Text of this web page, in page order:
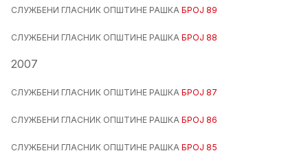
СЛУЖБЕНИ ГЛАСНИК ОПШТИНЕ РАШКА БРОЈ 89
СЛУЖБЕНИ ГЛАСНИК ОПШТИНЕ РАШКА БРОЈ 88
2007
СЛУЖБЕНИ ГЛАСНИК ОПШТИНЕ РАШКА БРОЈ 87
СЛУЖБЕНИ ГЛАСНИК ОПШТИНЕ РАШКА БРОЈ 86
СЛУЖБЕНИ ГЛАСНИК ОПШТИНЕ РАШКА БРОЈ 85